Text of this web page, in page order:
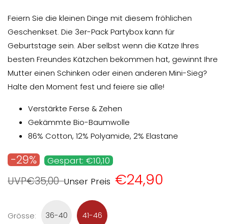
Feiern Sie die kleinen Dinge mit diesem fröhlichen
Geschenkset. Die 3er-Pack Partybox kann für
Geburtstage sein. Aber selbst wenn die Katze Ihres
besten Freundes Kätzchen bekommen hat, gewinnt Ihre
Mutter einen Schinken oder einen anderen Mini-Sieg?
Halte den Moment fest und feiere sie alle!
Verstärkte Ferse & Zehen
Gekämmte Bio-Baumwolle
86% Cotton, 12% Polyamide, 2% Elastane
-29% Gespart: €10,10
UVP€35,00Unser Preis €24,90
Grösse: 36-40 41-46